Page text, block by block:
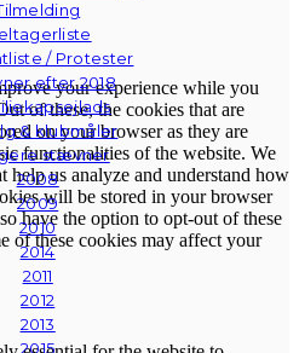
/ Protester
efter 2018
& klubmåler
stævner
2008
2009
2010
2014
2011
2012
2013
2015
your experience while you
of these, the cookies that are
on your browser as they are
functionalities of the website. We
help us analyze and understand how
will be stored in your browser
have the option to opt-out of these
of these cookies may affect your